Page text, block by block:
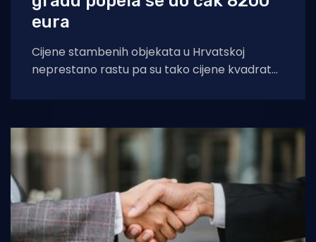
eura
Cijene stambenih objekata u Hrvatskoj
neprestano rastu pa su tako cijene kvadrata
za